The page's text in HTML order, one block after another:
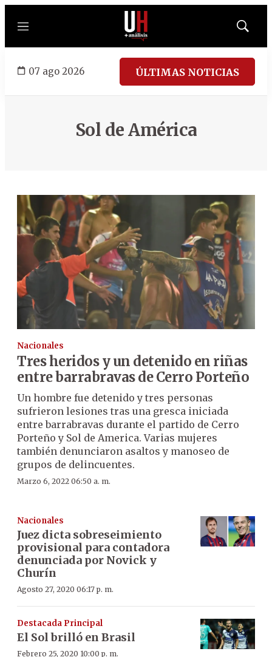
Menú
Mostrar
07 ago 2026 ÚLTIMAS NOTICIAS
Sol de América
Nacionales
Tres heridos y un detenido en riñas
entre barrabravas de Cerro Porteño
Un hombre fue detenido y tres personas
sufrieron lesiones tras una gresca iniciada
entre barrabravas durante el partido de Cerro
Porteño y Sol de America. Varias mujeres
también denunciaron asaltos y manoseo de
grupos de delincuentes.
Marzo 6, 2022 06:50 a. m.
Nacionales
Juez dicta sobreseimiento
provisional para contadora
denunciada por Novick y
Churín
Agosto 27, 2020 06:17 p. m.
Destacada Principal
El Sol brilló en Brasil
Febrero 25, 2020 10:00 p. m.